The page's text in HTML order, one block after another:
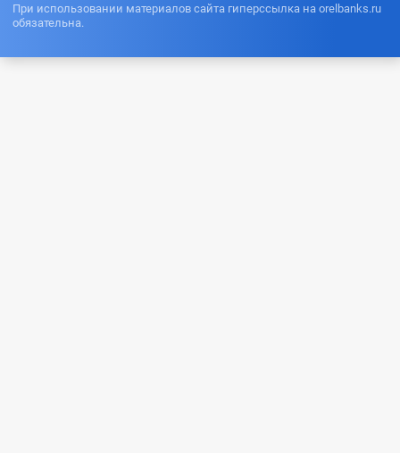
При использовании материалов сайта гиперссылка на orelbanks.ru
обязательна.